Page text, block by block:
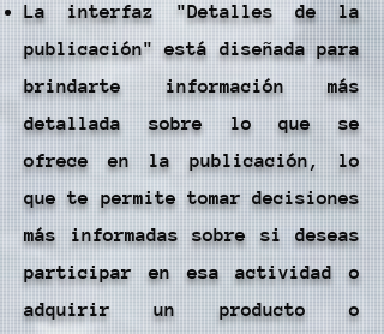
​La interfaz "Detalles de la
publicación" está diseñada para
brindarte información más
detallada sobre lo que se
ofrece en la publicación, lo
que te permite tomar decisiones
más informadas sobre si deseas
participar en esa actividad o
adquirir un producto o